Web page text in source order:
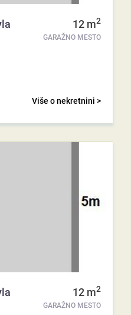
12 m2
GARAŽNO MESTO
Više o nekretnini >
12 m2
GARAŽNO MESTO